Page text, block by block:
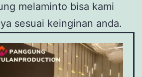
melaminto bisa kami
sesuai keinginan anda.